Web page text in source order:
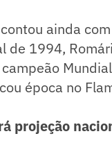
ainda
de 1994,
época no
projeção